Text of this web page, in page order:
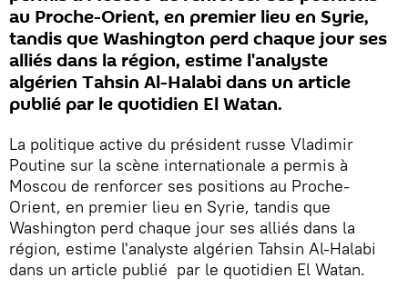
au Proche-Orient, en premier lieu en Syrie,
tandis que Washington perd chaque jour ses
alliés dans la région, estime l'analyste
algérien Tahsin Al-Halabi dans un article
publié par le quotidien El Watan.
La politique active du président russe Vladimir
Poutine sur la scène internationale a permis à
Moscou de renforcer ses positions au Proche-
Orient, en premier lieu en Syrie, tandis que
Washington perd chaque jour ses alliés dans la
région, estime l'analyste algérien Tahsin Al-Halabi
dans un article publié par le quotidien El Watan.